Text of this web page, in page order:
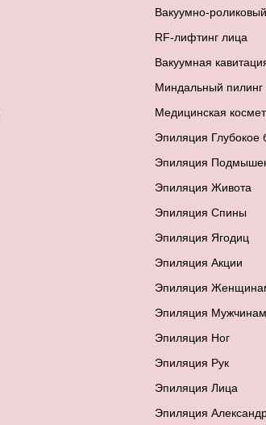
Вакуумно-
RF-лифтинг лица
Вакуумная
Миндальный пилинг
Медицинская
Эпиляция Глубокое
Эпиляция
Эпиляция Живота
Эпиляция Спины
Эпиляция Ягодиц
Эпиляция Акции
Эпиляция
Эпиляция Мужчинам
Эпиляция Ног
Эпиляция Рук
Эпиляция Лица
Эпиляция